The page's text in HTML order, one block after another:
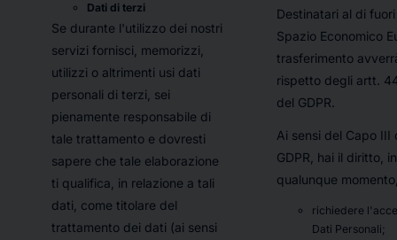
Dati di terzi
Se durante l'utilizzo dei nostri
servizi fornisci, memorizzi,
utilizzi o altrimenti usi dati
personali di terzi, sei
pienamente responsabile di
tale trattamento e dovresti
sapere che tale elaborazione
ti qualifica, in relazione a tali
dati, come titolare del
trattamento dei dati (ai sensi
Destinatari al di
Spazio Economico
trasferimento
rispetto degli artt.
del GDPR.
Ai sensi del Capo III
GDPR, hai il diritto, in
qualunque
richiedere
Dati Personali;